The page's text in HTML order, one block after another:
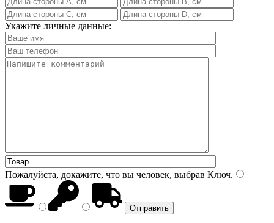
Укажите личные данные:
Пожалуйста, докажите, что вы человек, выбрав Ключ.